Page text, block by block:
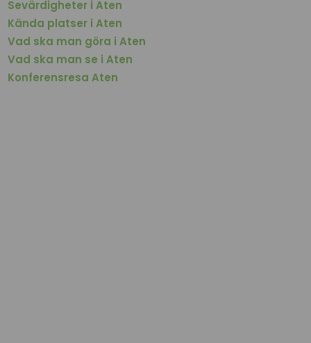
Sevärdigheter i Aten
Kända platser i Aten
Vad ska man göra i Aten
Vad ska man se i Aten
Konferensresa Aten